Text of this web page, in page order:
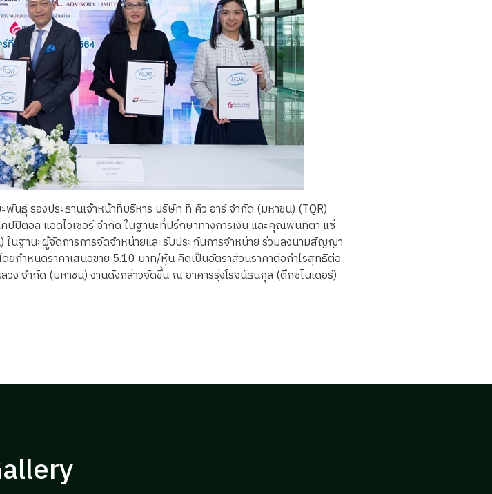
ธุ์ รองประธานเจ้าหน้าที่บริหาร บริษัท ที คิว อาร์ จำกัด (มหาชน) (TQR)
ปิตอล แอดไวเซอรี จำกัด ในฐานะที่ปรึกษาทางการเงิน และคุณพันทิตา แซ่
นฐานะผู้จัดการการจัดจำหน่ายและรับประกันการจำหน่าย ร่วมลงนามสัญญา
ยกำหนดราคาเสนอขาย 5.10 บาท/หุ้น คิดเป็นอัตราส่วนราคาต่อกำไรสุทธิต่อ
จำกัด (มหาชน) งานดังกล่าวจัดขึ้น ณ อาคารรุ่งโรจน์ธนกุล (ตึกซไนเดอร์)